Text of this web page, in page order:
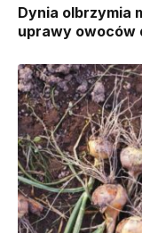
Dynia olbrzymia
uprawy owoców